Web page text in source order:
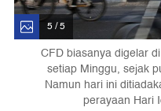
5 / 5
CFD biasanya digelar
setiap Minggu, sejak
Namun hari ini
perayaan Hari